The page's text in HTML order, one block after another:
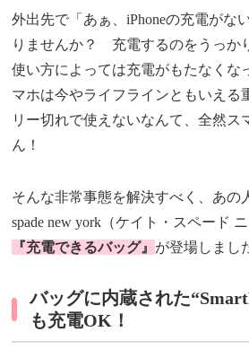
外出先で「あぁ、iPhoneの充電がな
りませんか？ 充電するのをうっか
使い方によっては充電がもたなくな
マホは今やライフラインともいえる
リー切れで使えないなんて、全然ス
ん！
そんな非常事態を解決すべく、あの
spade new york（ケイト・スペード
『充電できるバッグ』 が登場しまし
バッグに内蔵された
も充電OK！